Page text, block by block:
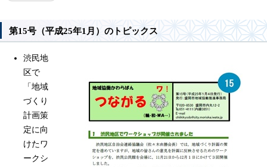
第15号（平成25年1月）のトピックス
渋民地
区で
「地域
づくり
計画策
定に向
けたワ
ークシ